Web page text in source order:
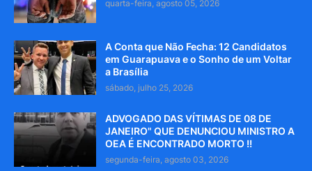
quarta-feira, agosto 05, 2026
A Conta que Não Fecha: 12 Candidatos
em Guarapuava e o Sonho de um Voltar
a Brasília
sábado, julho 25, 2026
ADVOGADO DAS VÍTIMAS DE 08 DE
JANEIRO" QUE DENUNCIOU MINISTRO A
OEA É ENCONTRADO MORTO !!
segunda-feira, agosto 03, 2026